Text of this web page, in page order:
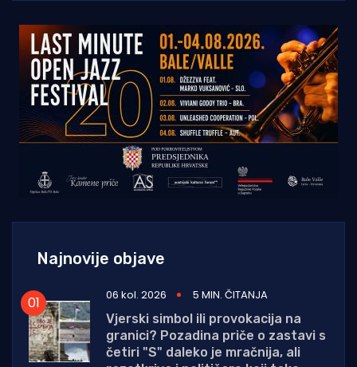
Najnovije objave
06 kol. 2026
5 MIN. ČITANJA
Vjerski simbol ili provokacija na
granici? Pozadina priče o zastavi s
četiri "S" daleko je mračnija, ali